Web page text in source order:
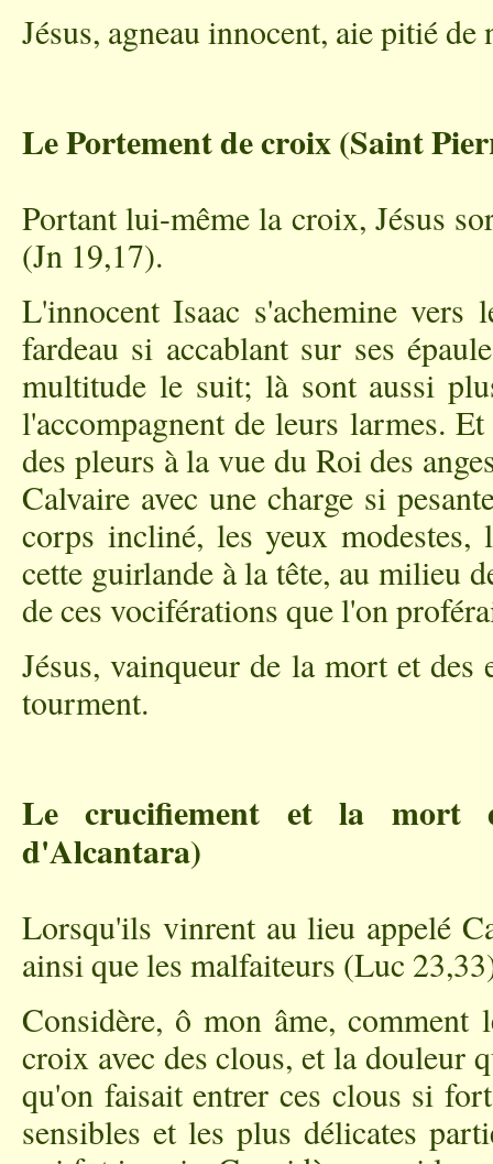
Jésus, agneau innocent, aie pitié de
Le Portement de croix (Saint
Portant lui-même la croix, Jésus
(Jn 19,17).
L'innocent Isaac s'achemine
fardeau si accablant sur ses
multitude le suit; là sont aussi
l'accompagnent de leurs larmes.
des pleurs à la vue du Roi des
Calvaire avec une charge si
corps incliné, les yeux modestes,
cette guirlande à la tête, au milieu
de ces vociférations que l'on
Jésus, vainqueur de la mort et
tourment.
Le crucifiement et la mort
d'Alcantara)
Lorsqu'ils vinrent au lieu appelé
ainsi que les malfaiteurs (Luc
Considère, ô mon âme, comment
croix avec des clous, et la douleur
qu'on faisait entrer ces clous si
sensibles et les plus délicates